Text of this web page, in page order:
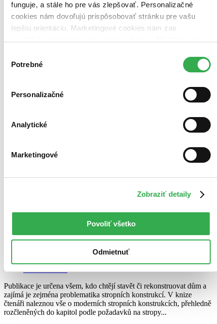
funguje, a stále ho pre vás zlepšovať. Personalizačné
cookies nám dovoľujú prispôsobovať stránku pre vašu
lepšiu orientáciu. Marketingové cookies nám zas
keby sme mohli používať všetky tieto cookies. Ďakujeme!
súhlasu
Potrebné
Personalizačné
Analytické
Marketingové
Zobraziť detaily
Povoliť všetko
Odmietnuť
Publikace je určena všem, kdo chtějí stavět či rekonstruovat dům a
zajímá je zejména problematika stropních konstrukcí. V knize
čtenáři naleznou vše o moderních stropních konstrukcích, přehledně
rozčleněných do kapitol podle požadavků na stropy...